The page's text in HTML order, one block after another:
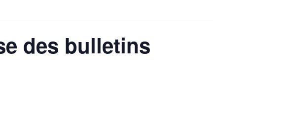
des bulletins